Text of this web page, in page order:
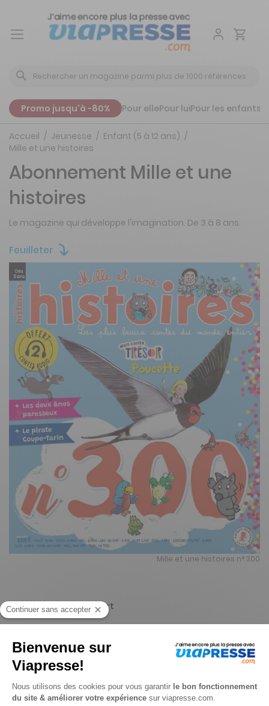
Aller
Promo jusqu'à -80% Pour ellePour luiPour les enfants
Accueil Jeunesse
Enfant (5 à 12 ans)
Mille et une histoires
Feuilleter
Mille et une histoires n° 300
Abonnement Mille et une
histoires
Le magazine qui développe l'imagination. De 3 à 8 ans.
Je choisis un support
Papier